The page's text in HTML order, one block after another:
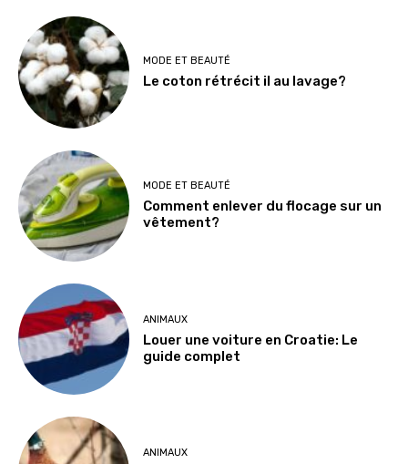
MODE ET BEAUTÉ
Le coton rétrécit il au lavage?
MODE ET BEAUTÉ
Comment enlever du flocage sur un
vêtement?
ANIMAUX
Louer une voiture en Croatie: Le
guide complet
ANIMAUX